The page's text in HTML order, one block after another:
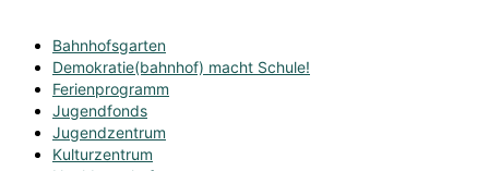
Bahnhofsgarten
Demokratie(bahnhof) macht Schule!
Ferienprogramm
Jugendfonds
Jugendzentrum
Kulturzentrum